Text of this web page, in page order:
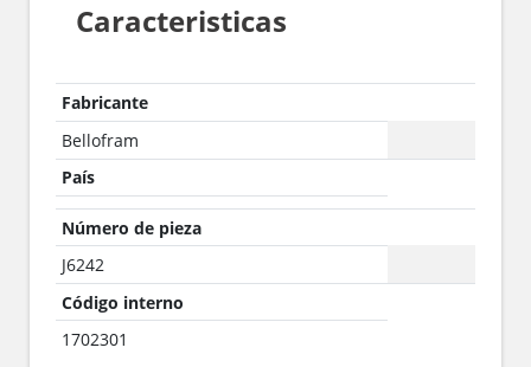
Caracteristicas
Fabricante
Bellofram
País
Número de pieza
J6242
Código interno
1702301